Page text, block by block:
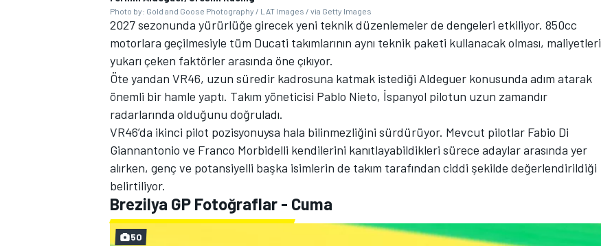
MOTOSİKLET
Photo by: Gold and Goose Photography / LAT Images / via Getty Images
2027 sezonunda yürürlüğe girecek yeni teknik düzenlemeler de dengeleri etkiliyor. 850cc
motorlara geçilmesiyle tüm Ducati takımlarının aynı teknik paketi kullanacak olması, maliyetleri
yukarı çeken faktörler arasında öne çıkıyor.
Öte yandan VR46, uzun süredir kadrosuna katmak istediği Aldeguer konusunda adım atarak
önemli bir hamle yaptı. Takım yöneticisi Pablo Nieto, İspanyol pilotun uzun zamandır
radarlarında olduğunu doğruladı.
VR46’da ikinci pilot pozisyonuysa hala bilinmezliğini sürdürüyor. Mevcut pilotlar Fabio Di
Giannantonio ve Franco Morbidelli kendilerini kanıtlayabildikleri sürece adaylar arasında yer
alırken, genç ve potansiyelli başka isimlerin de takım tarafından ciddi şekilde değerlendirildiği
belirtiliyor.
Brezilya GP Fotoğraflar - Cuma
50